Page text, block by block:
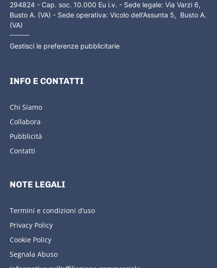
294824 - Cap. soc. 10.000 Eu i.v. - Sede legale: Via Varzi 6,
Busto A. (VA) - Sede operativa: Vicolo dell'Assunta 5, Busto A.
(VA)
Gestisci le preferenze pubblicitarie
INFO E CONTATTI
Chi Siamo
Collabora
Pubblicità
Contatti
NOTE LEGALI
Termini e condizioni d’uso
Privacy Policy
Cookie Policy
Segnala Abuso